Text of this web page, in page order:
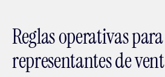
Reglas operativas para
representantes de